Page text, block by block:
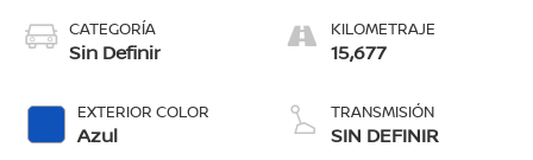
CATEGORÍA
Sin Definir
EXTERIOR COLOR
Azul
KILOMETRAJE
15,677
TRANSMISIÓN
SIN DEFINIR